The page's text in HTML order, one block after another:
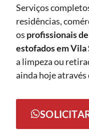
Serviços
residências,
os profissionais
estofados em Vila
a limpeza ou
ainda hoje